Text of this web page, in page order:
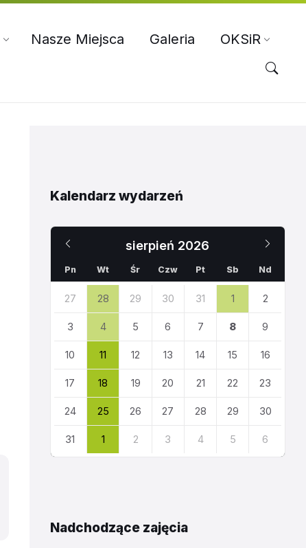
Nasze Miejsca Galeria OKSiR
Kalendarz wydarzeń
sierpień 2026
Poprzedni
miesiąc
Pn Wt Śr Czw Pt Sb Nd
dni
kalendarza
27 28 29 30 31 1 2
3 4 5 6 7 8 9
10 11 12 13 14 15 16
17 18 19 20 21 22 23
24 25 26 27 28 29 30
31 1 2 3 4 5 6
Nadchodzące zajęcia